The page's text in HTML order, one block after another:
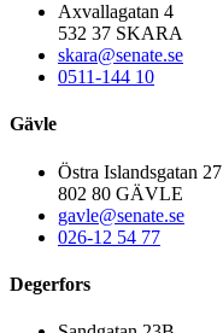
Axvallagatan 4
532 37 SKARA
skara@senate.se
0511-144 10
Gävle
Östra Islandsgatan 27
802 80 GÄVLE
gavle@senate.se
026-12 54 77
Degerfors